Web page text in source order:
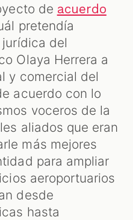
de acuerdo
pretendía
del
Olaya Herrera a
y comercial del
acuerdo con lo
voceros de la
aliados que eran
más mejores
para ampliar
aeroportuarios
desde
hasta